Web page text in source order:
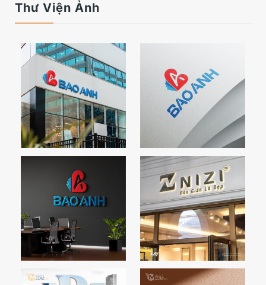
Thư Viện Ảnh